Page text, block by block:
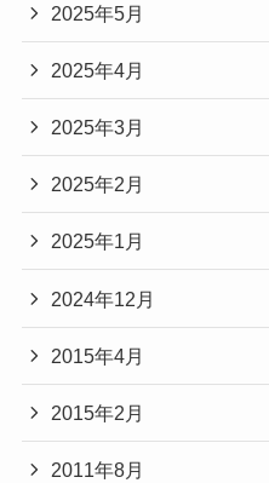
2025年5月
2025年4月
2025年3月
2025年2月
2025年1月
2024年12月
2015年4月
2015年2月
2011年8月